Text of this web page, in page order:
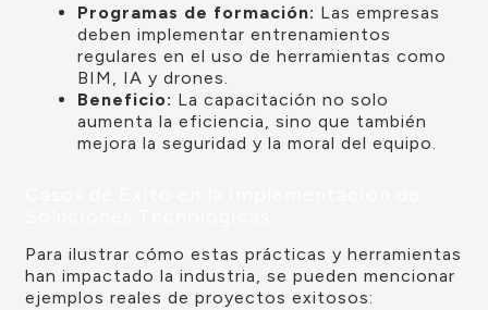
Programas de formación: Las empresas
deben implementar entrenamientos
regulares en el uso de herramientas como
BIM, IA y drones.
Beneficio: La capacitación no solo
aumenta la eficiencia, sino que también
mejora la seguridad y la moral del equipo.
Para ilustrar cómo estas prácticas y herramientas
han impactado la industria, se pueden mencionar
ejemplos reales de proyectos exitosos: